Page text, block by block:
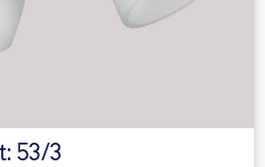
53/3